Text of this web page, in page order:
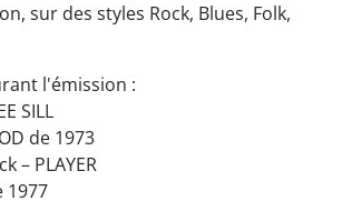
sur des styles Rock, Blues, Folk,
l'émission :
SILL
de 1973
– PLAYER
1977